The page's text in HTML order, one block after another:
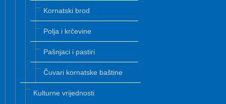
Kornatski brod
Polja i krčevine
Pašnjaci i pastiri
Čuvari kornatske baštine
Kulturne vrijednosti